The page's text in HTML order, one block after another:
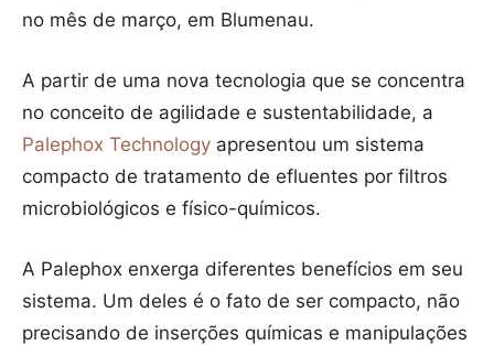
no mês de março, em Blumenau.
A partir de uma nova tecnologia que se concentra
no conceito de agilidade e sustentabilidade, a
Palephox Technology apresentou um sistema
compacto de tratamento de efluentes por filtros
microbiológicos e físico-químicos.
A Palephox enxerga diferentes benefícios em seu
sistema. Um deles é o fato de ser compacto, não
precisando de inserções químicas e manipulações